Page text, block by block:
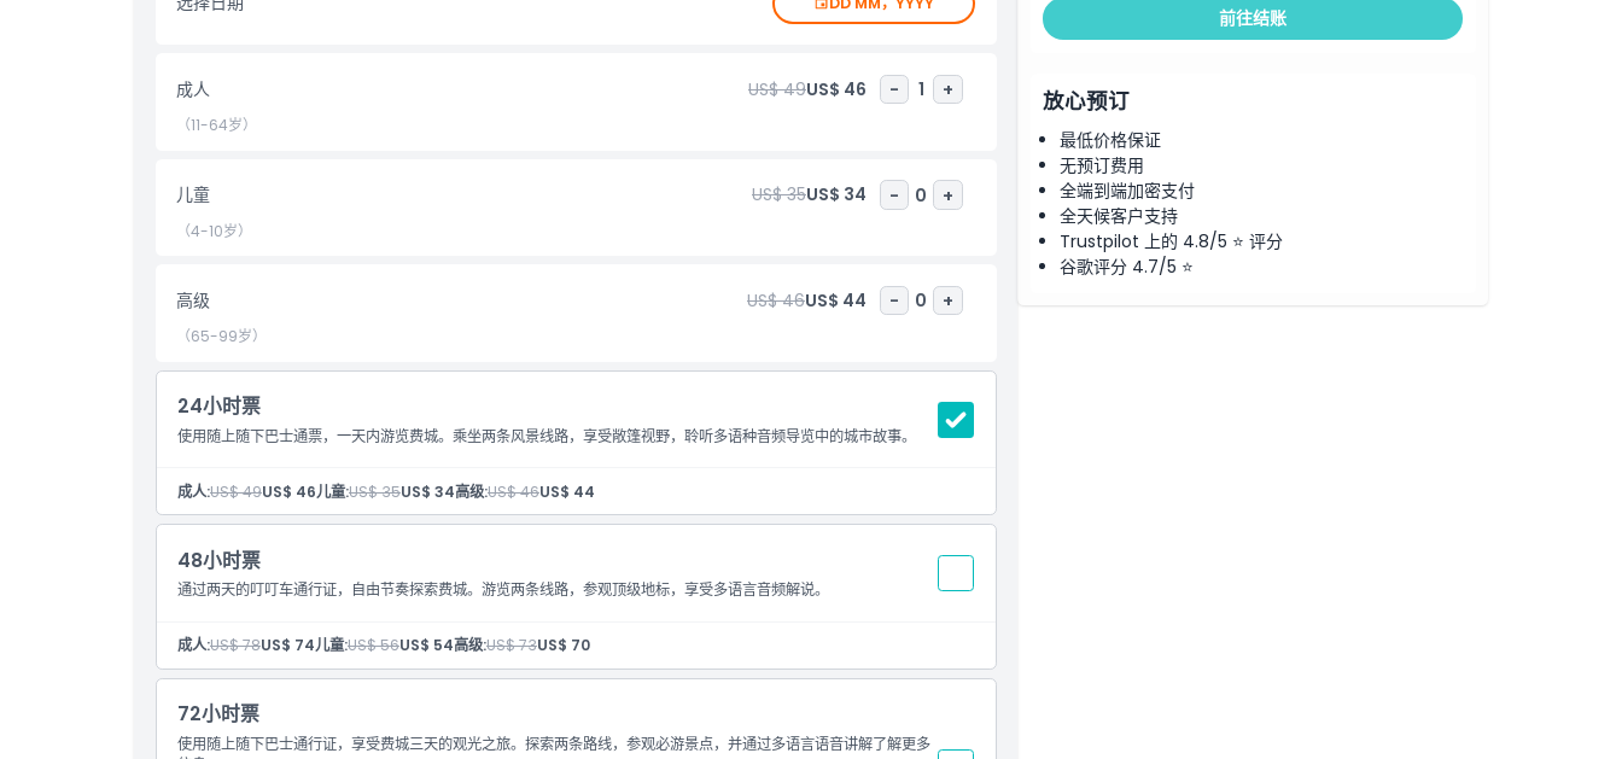
营业时间
取消政策
成人 US$ 49US$ 46 - 1 +
（11-64岁）
儿童 US$ 35US$ 34 - 0 +
（4-10岁）
高级 US$ 46US$ 44 - 0 +
（65-99岁）
24小时票
使用随上随下巴士通票，一天内游览费城。乘坐两条风景线路，享受敞篷视野，聆听多语种音频导览中的城市故事。
成人:US$ 49US$ 46儿童:US$ 35US$ 34高级:US$ 46US$ 44
48小时票
通过两天的叮叮车通行证，自由节奏探索费城。游览两条线路，参观顶级地标，享受多语言音频解说。
成人:US$ 78US$ 74儿童:US$ 56US$ 54高级:US$ 73US$ 70
72小时票
使用随上随下巴士通行证，享受费城三天的观光之旅。探索两条路线，参观必游景点，并通过多语言语音讲解了解更多
前往结账
放心预订
最低价格保证
无预订费用
全端到端加密支付
全天候客户支持
Trustpilot 上的 4.8/5 ⭐ 评分
谷歌评分 4.7/5 ⭐